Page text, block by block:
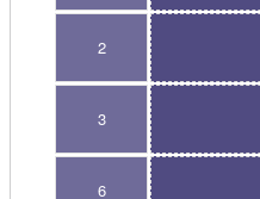
2
3
6